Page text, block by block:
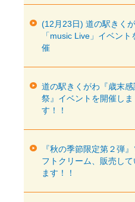
(12月23日) 道の駅きく
「music Live」イベント
催
道の駅きくがわ『歳末感
祭』イベントを開催しま
す！！
『秋の季節限定第２弾』
フトクリーム、販売して
ます！！